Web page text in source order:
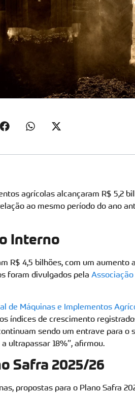
agrícolas alcançaram R$ 5,2
ao mesmo período do ano
Interno
R$ 4,5 bilhões, com um aumento
foram divulgados pela
de Máquinas e Implementos
índices de crescimento
sendo um entrave para o
ultrapassar 18%”, afirmou.
Safra 2025/26
propostas para o Plano Safra